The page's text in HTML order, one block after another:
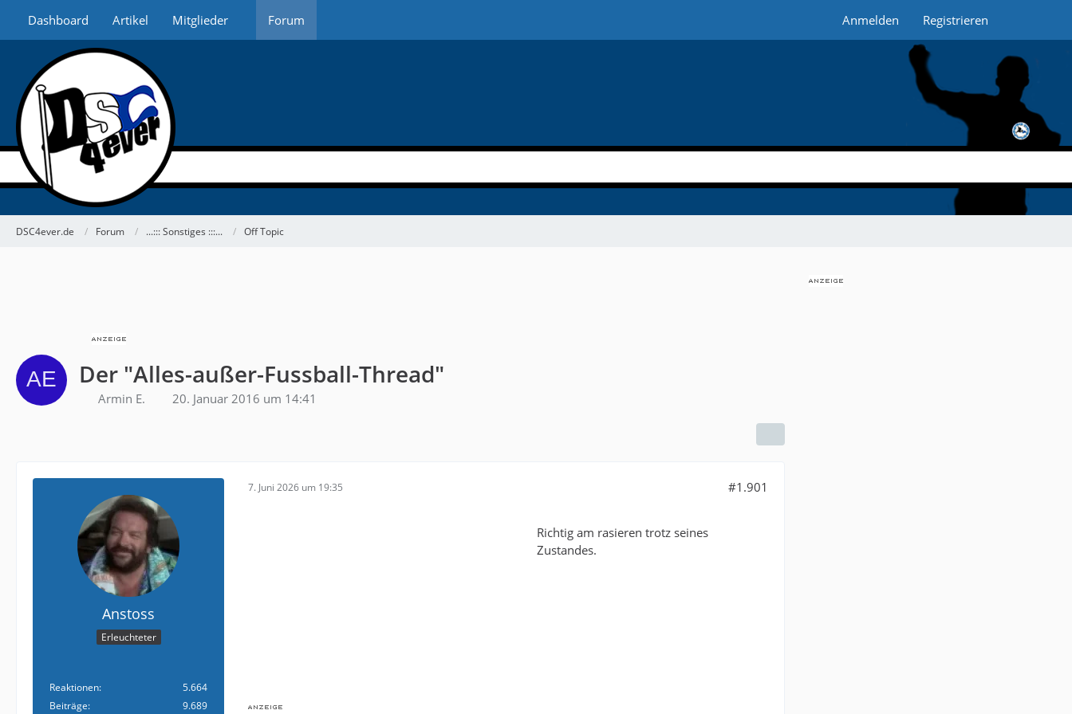
Dashboard Artikel Mitglieder Forum Anmelden Registrieren
DSC4ever.de Forum ...::: Sonstiges :::... Off Topic
Der "Alles-außer-Fussball-Thread"
Armin E. 20. Januar 2016 um 14:41
Anstoss
Erleuchteter
Reaktionen
5.664
Beiträge
9.689
7. Juni 2026 um 19:35 #1.901
Richtig am rasieren trotz seines
Zustandes.